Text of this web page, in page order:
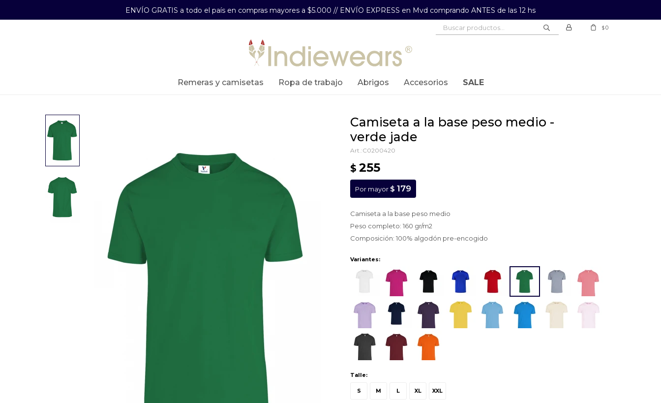
ENVÍO GRATIS a todo el país en compras mayores a $5.000 // ENVÍO EXPRESS en Mvd comprando ANTES de las 12 hs
remeras y camisetas ropa de trabajo abrigos accesorios SALE
$0
camiseta a la base peso medio -
verde jade
C0200420
$ 255
Por mayor $ 179
Camiseta a la base peso medio
Peso completo: 160 gr/m2
Composición: 100% algodón pre-encogido
Variantes:
Talle:
S M L XL XXL